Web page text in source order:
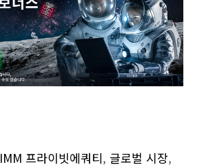
IMM 프라이빗에쿼티, 글로벌 시장,